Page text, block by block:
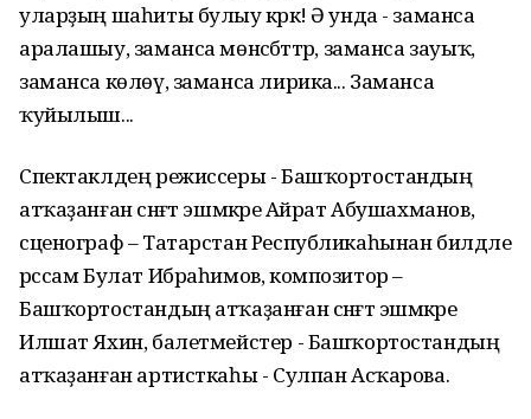
уларҙың шаһиты булыу кәрәк! Ә унда - заманса
аралашыу, заманса мөнәсәбәттәр, заманса зауыҡ,
заманса көлөү, заманса лирика... Заманса
ҡуйылыш...
Спектаклдең режиссеры - Башҡортостандың
атҡаҙанған сәнғәт эшмәкәре Айрат Абушахманов,
сценограф – Татарстан Республикаһынан билдәле
рәссам Булат Ибраһимов, композитор –
Башҡортостандың атҡаҙанған сәнғәт эшмәкәре
Илшат Яхин, балетмейстер - Башҡортостандың
атҡаҙанған артисткаһы - Сулпан Асҡарова.